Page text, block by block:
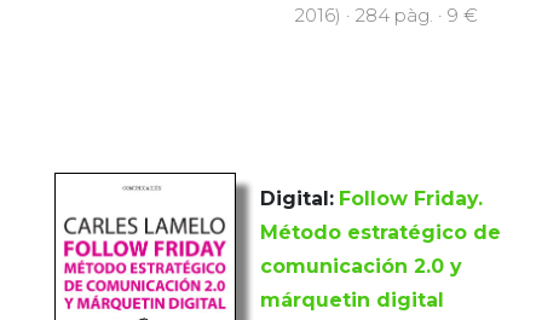
2016) · 284 pàg. · 9 €
Digital: Follow Friday.
Método estratégico de
comunicación 2.0 y
márquetin digital